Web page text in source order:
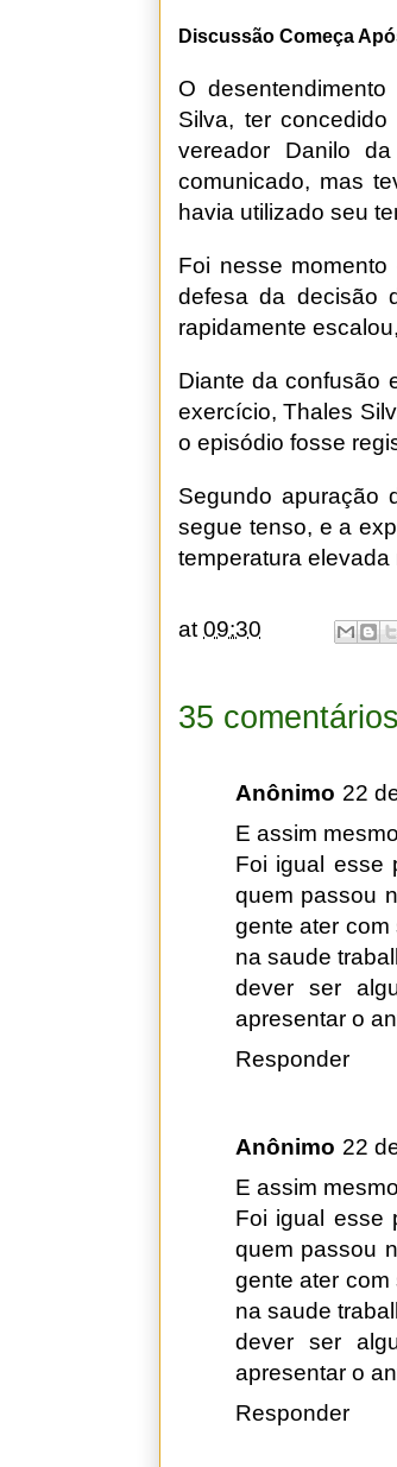
Discussão Começa
O
Silva, ter
vereador Danilo
comunicado, mas
havia utilizado seu
Foi nesse
defesa da decisão
rapidamente
Diante da confusão
exercício, Thales
o episódio fosse
Segundo apuração
segue tenso, e a
temperatura
at09:30
35
Anônimo 22
E assim
Foi igual esse
quem passou
gente ater
na saude
dever ser
apresentar o
Responder
Anônimo 22
E assim
Foi igual esse
quem passou
gente ater
na saude
dever ser
apresentar o
Responder